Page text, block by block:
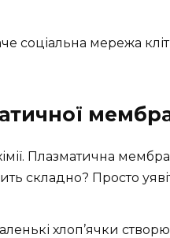
соціальна мережа
Плазматична
складно? Просто
хлоп’ячки